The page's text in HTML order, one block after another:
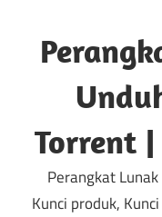
ke
konten
Torrent
Perangkat
Kunci produk,